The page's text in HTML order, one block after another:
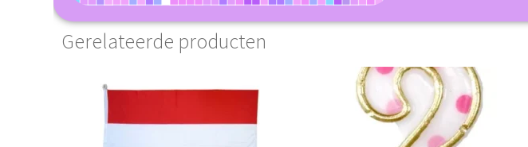
Gerelateerde producten